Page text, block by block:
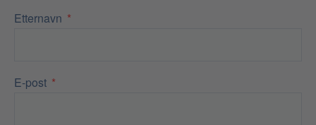
Etternavn
E-post